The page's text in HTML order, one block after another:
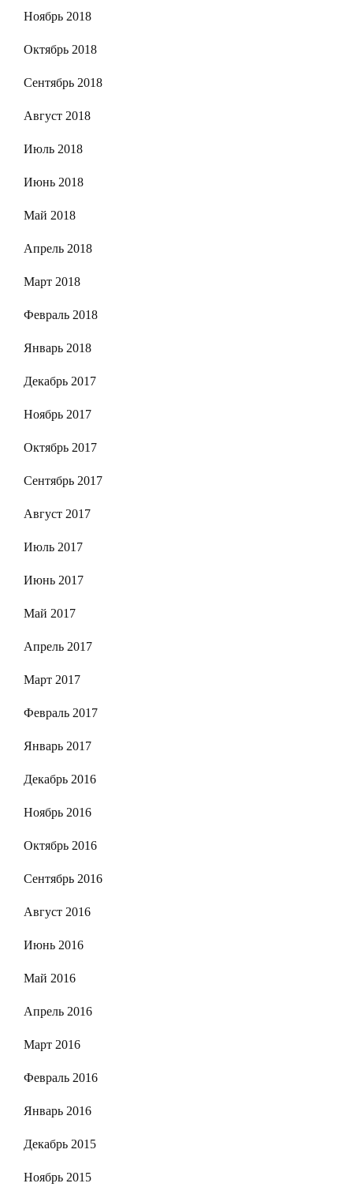
Ноябрь 2018
Октябрь 2018
Сентябрь 2018
Август 2018
Июль 2018
Июнь 2018
Май 2018
Апрель 2018
Март 2018
Февраль 2018
Январь 2018
Декабрь 2017
Ноябрь 2017
Октябрь 2017
Сентябрь 2017
Август 2017
Июль 2017
Июнь 2017
Май 2017
Апрель 2017
Март 2017
Февраль 2017
Январь 2017
Декабрь 2016
Ноябрь 2016
Октябрь 2016
Сентябрь 2016
Август 2016
Июнь 2016
Май 2016
Апрель 2016
Март 2016
Февраль 2016
Январь 2016
Декабрь 2015
Ноябрь 2015